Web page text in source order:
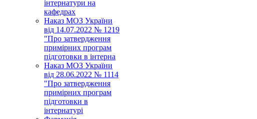
інтернатури на
кафедрах
Наказ МОЗ України
від 14.07.2022 № 1219
"Про затвердження
примірних програм
підготовки в інтерна
Наказ МОЗ України
від 28.06.2022 № 1114
"Про затвердження
примірних програм
підготовки в
інтернатурі